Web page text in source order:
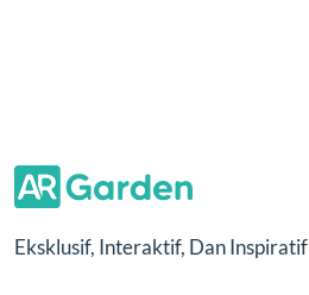
Eksklusif, Interaktif, Dan Inspiratif